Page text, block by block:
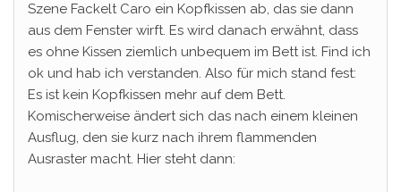
Szene Fackelt Caro ein Kopfkissen ab, das sie dann
aus dem Fenster wirft. Es wird danach erwähnt, dass
es ohne Kissen ziemlich unbequem im Bett ist. Find ich
ok und hab ich verstanden. Also für mich stand fest:
Es ist kein Kopfkissen mehr auf dem Bett.
Komischerweise ändert sich das nach einem kleinen
Ausflug, den sie kurz nach ihrem flammenden
Ausraster macht. Hier steht dann: